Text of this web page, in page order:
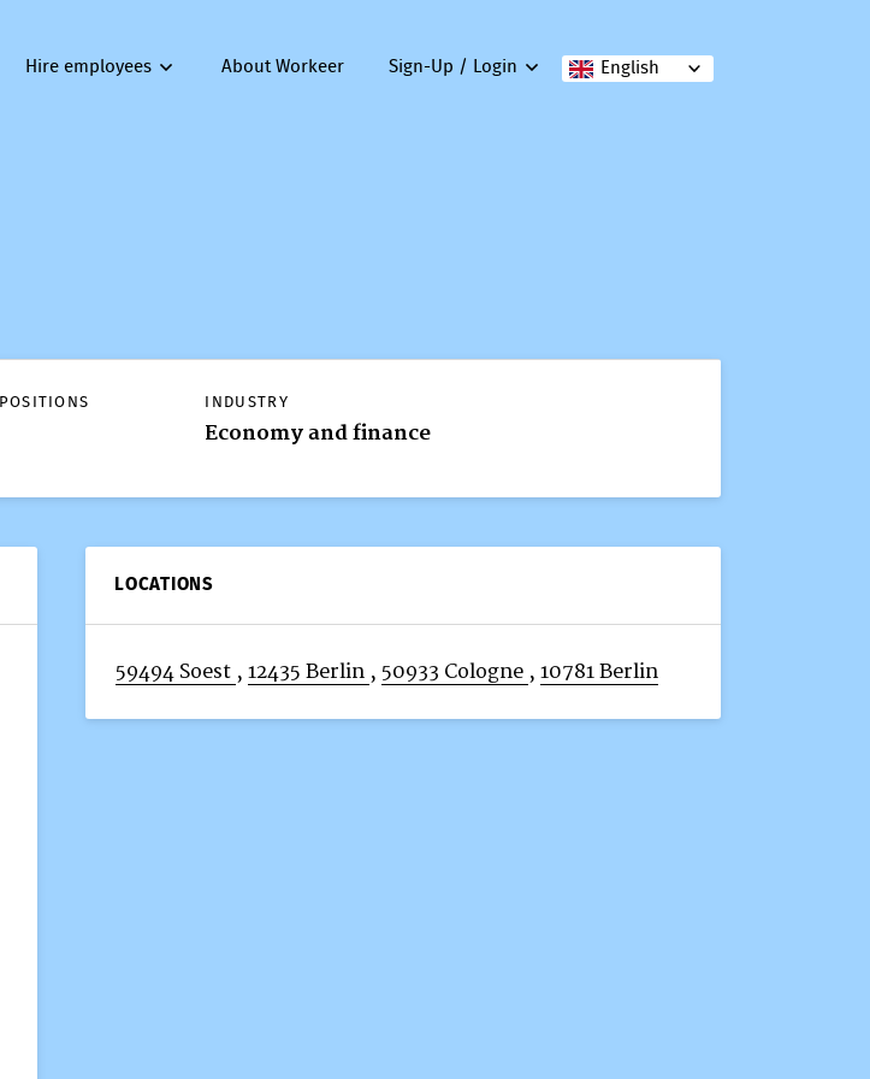
English
Hire employees About Workeer Sign-Up / Login
INDUSTRY
Economy and finance
LOCATIONS
59494 Soest , 12435 Berlin , 50933 Cologne , 10781 Berlin